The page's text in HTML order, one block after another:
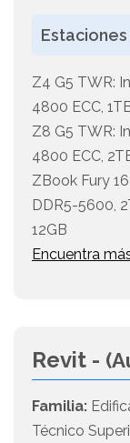
Z4 G5 TWR:
4800 ECC,
Z8 G5 TWR:
4800 ECC,
ZBook Fury
DDR5-5600,
12GB
Encuentra
Revit -
Familia:
Técnico